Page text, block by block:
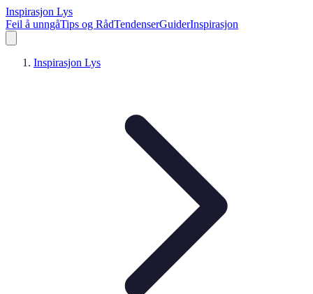
Inspirasjon Lys
Feil å unngåTips og RådTendenserGuiderInspirasjon
Inspirasjon Lys